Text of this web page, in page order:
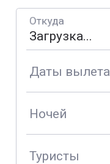
Откуда
Даты вылета
Ночей
Туристы